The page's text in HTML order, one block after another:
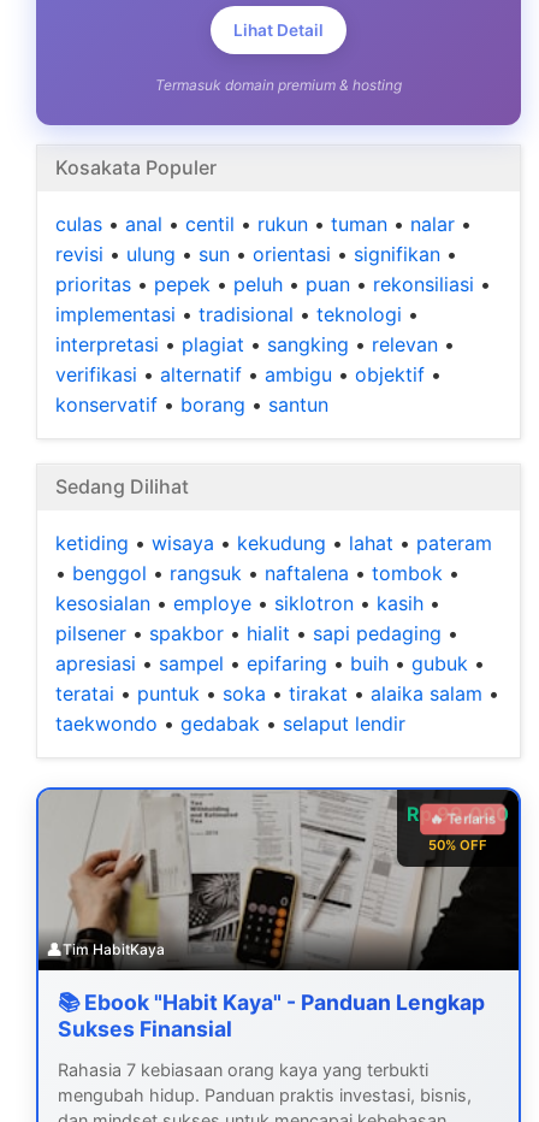
Lihat Detail
Termasuk domain premium & hosting
Kosakata Populer
culas • anal • centil • rukun • tuman • nalar •
revisi • ulung • sun • orientasi • signifikan •
prioritas • pepek • peluh • puan • rekonsiliasi •
implementasi • tradisional • teknologi •
interpretasi • plagiat • sangking • relevan •
verifikasi • alternatif • ambigu • objektif •
konservatif • borang • santun
Sedang Dilihat
ketiding • wisaya • kekudung • lahat • pateram
• benggol • rangsuk • naftalena • tombok •
kesosialan • employe • siklotron • kasih •
pilsener • spakbor • hialit • sapi pedaging •
apresiasi • sampel • epifaring • buih • gubuk •
teratai • puntuk • soka • tirakat • alaika salam •
taekwondo • gedabak • selaput lendir
Rp 99.000
50% OFF
🔥 Terlaris
👤Tim HabitKaya
📚 Ebook "Habit Kaya" - Panduan Lengkap
Sukses Finansial
Rahasia 7 kebiasaan orang kaya yang terbukti
mengubah hidup. Panduan praktis investasi, bisnis,